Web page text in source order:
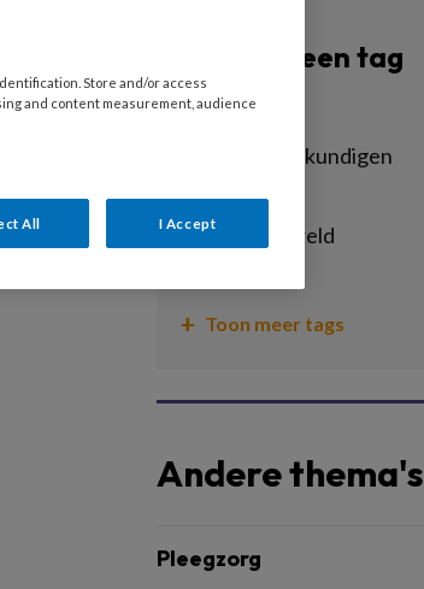
dan
is zonde,
cliënten,
Filter op een tag
Alle tags
ervaringsdeskundigen
ggz
huiselijk geweld
Toon meer tags
Andere thema's
Pleegzorg
Store and/or access
and content measurement, audience
All I Accept